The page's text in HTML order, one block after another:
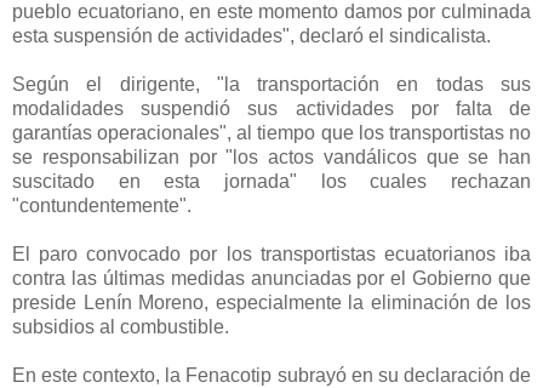
pueblo ecuatoriano, en este momento damos por culminada
esta suspensión de actividades", declaró el sindicalista.
Según el dirigente, "la transportación en todas sus
modalidades suspendió sus actividades por falta de
garantías operacionales", al tiempo que los transportistas no
se responsabilizan por "los actos vandálicos que se han
suscitado en esta jornada" los cuales rechazan
"contundentemente".
El paro convocado por los transportistas ecuatorianos iba
contra las últimas medidas anunciadas por el Gobierno que
preside Lenín Moreno, especialmente la eliminación de los
subsidios al combustible.
En este contexto, la Fenacotip subrayó en su declaración de